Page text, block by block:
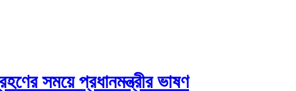
সময়ে প্রধানমন্ত্রীর ভাষণ